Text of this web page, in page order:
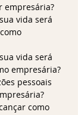
empresária?
vida será
vida será
empresária?
pessoais
como